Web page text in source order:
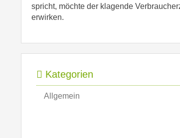
spricht, möchte der klagende
erwirken.
Kategorien
Allgemein